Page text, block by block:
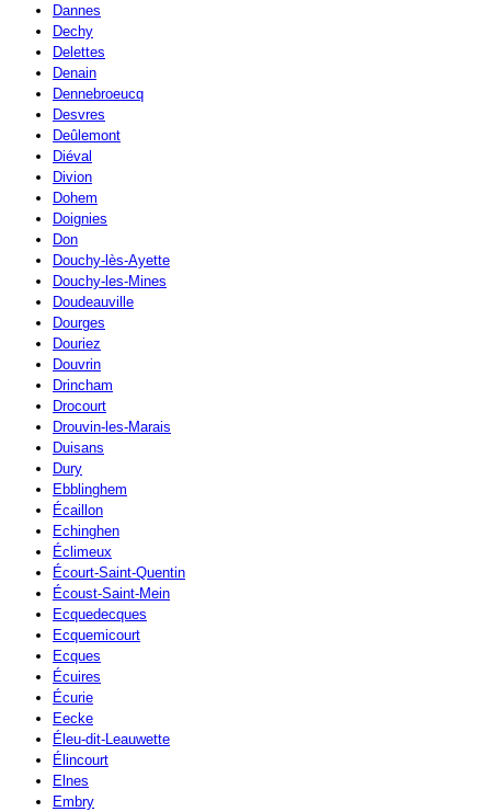
Dannes
Dechy
Delettes
Denain
Dennebroeucq
Desvres
Deûlemont
Diéval
Divion
Dohem
Doignies
Don
Douchy-lès-Ayette
Douchy-les-Mines
Doudeauville
Dourges
Douriez
Douvrin
Drincham
Drocourt
Drouvin-les-Marais
Duisans
Dury
Ebblinghem
Écaillon
Echinghen
Éclimeux
Écourt-Saint-Quentin
Écoust-Saint-Mein
Ecquedecques
Ecquemicourt
Ecques
Écuires
Écurie
Eecke
Éleu-dit-Leauwette
Élincourt
Elnes
Embry